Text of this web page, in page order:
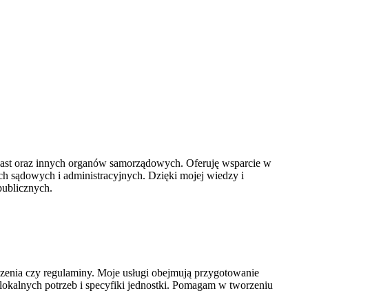
oraz innych organów samorządowych. Oferuję wsparcie w
sądowych i administracyjnych. Dzięki mojej wiedzy i
czy regulaminy. Moje usługi obejmują przygotowanie
potrzeb i specyfiki jednostki. Pomagam w tworzeniu